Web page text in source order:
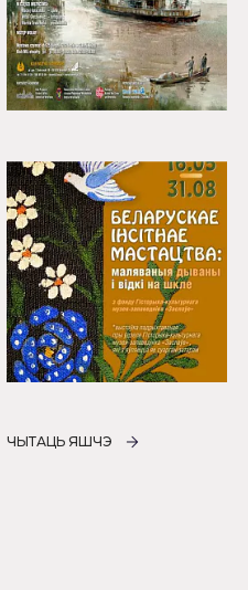
ЧЫТАЦЬ ЯШЧЭ